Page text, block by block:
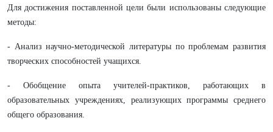
Для достижения поставленной цели были использованы следующие
методы:
- Анализ научно-методической литературы по проблемам развития
творческих способностей учащихся.
- Обобщение опыта учителей-практиков, работающих в
образовательных учреждениях, реализующих программы среднего
общего образования.